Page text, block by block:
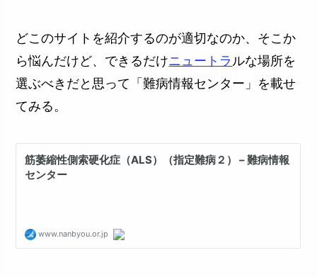
どこのサイトを紹介するのが適切なのか、そこか
ら悩んだけど、できるだけニュートラ ルな場所を
選ぶべきだと思って「難病情報センター」を載せ
てみる。